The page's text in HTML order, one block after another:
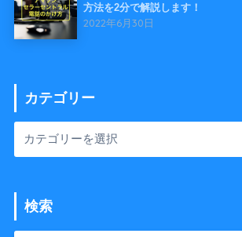
方法を2分で解説します！
2022年6月30日
カテゴリー
検索